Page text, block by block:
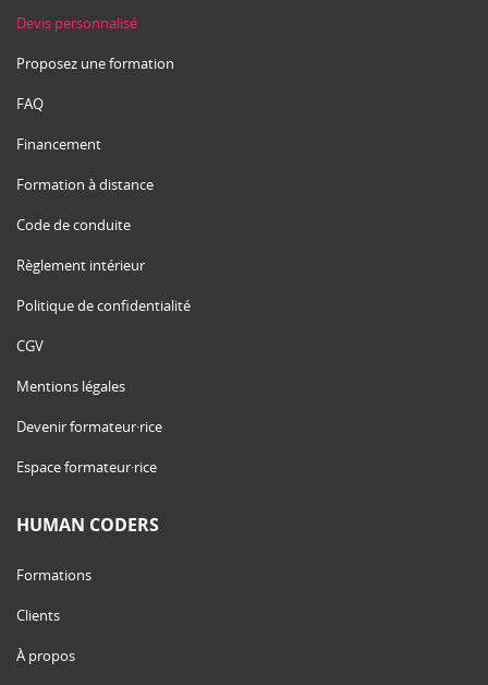
Devis personnalisé
Proposez une formation
FAQ
Financement
Formation à distance
Code de conduite
Règlement intérieur
Politique de confidentialité
CGV
Mentions légales
Devenir formateur·rice
Espace formateur·rice
HUMAN CODERS
Formations
Clients
À propos